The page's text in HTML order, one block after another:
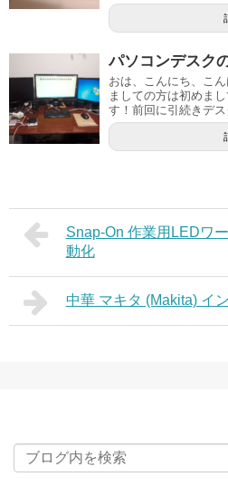
パソコンデスク
おは、こんにち、こ
ましての方は初めま
す！前回に引続きデ
Snap-On 作業用LEDワ
動化
中華 マキタ (Makita) イ